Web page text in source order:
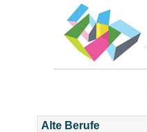
Alte Berufe